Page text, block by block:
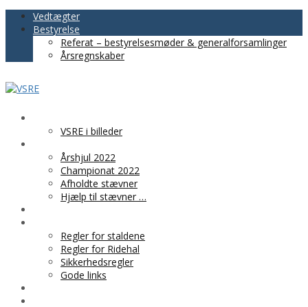
Vedtægter
Bestyrelse
Referat – bestyrelsesmøder & generalforsamlinger
Årsregnskaber
VSRE i billeder
Årshjul 2022
Championat 2022
Afholdte stævner
Hjælp til stævner …
Regler for staldene
Regler for Ridehal
Sikkerhedsregler
Gode links